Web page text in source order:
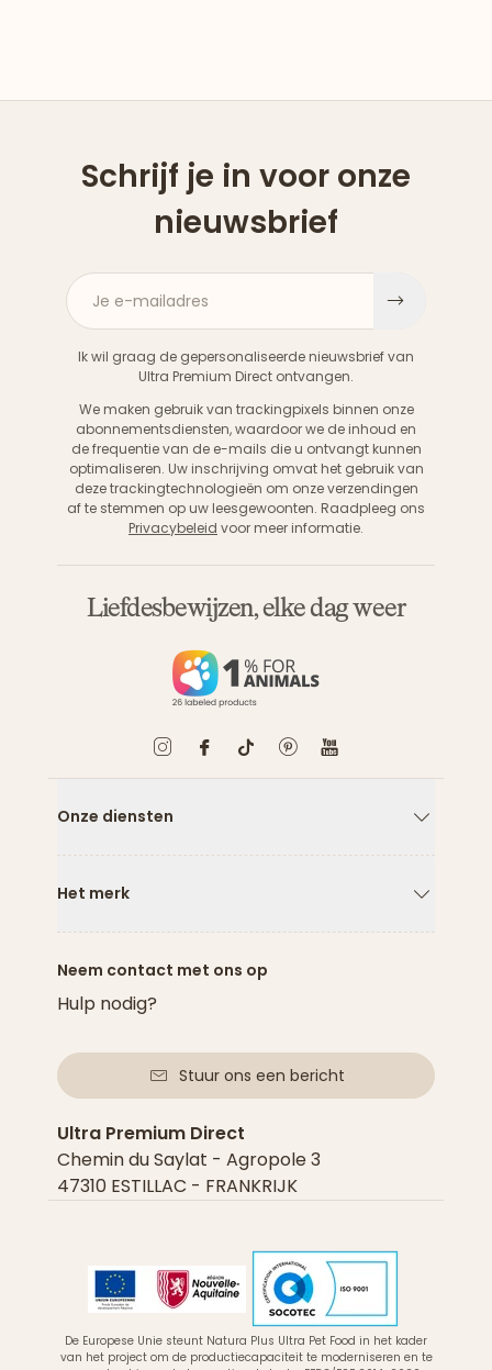
Schrijf je in voor onze
nieuwsbrief
Je e-mailadres
Ik wil graag de gepersonaliseerde nieuwsbrief van
Ultra Premium Direct ontvangen.
We maken gebruik van trackingpixels binnen onze
abonnementsdiensten, waardoor we de inhoud en
de frequentie van de e-mails die u ontvangt kunnen
optimaliseren. Uw inschrijving omvat het gebruik van
deze trackingtechnologieën om onze verzendingen
af te stemmen op uw leesgewoonten. Raadpleeg ons
Privacybeleid voor meer informatie.
Liefdesbewijzen, elke dag weer
Onze diensten
Het merk
Neem contact met ons op
Hulp nodig?
Stuur ons een bericht
Ultra Premium Direct
Chemin du Saylat - Agropole 3
47310 ESTILLAC - FRANKRIJK
De Europese Unie steunt Natura Plus Ultra Pet Food in het kader
van het project om de productiecapaciteit te moderniseren en te